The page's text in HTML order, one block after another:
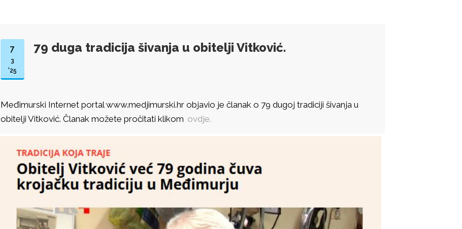
7
3
'25
79 duga tradicija šivanja u obitelji Vitković.
Međimurski Internet portal www.medjimurski.hr objavio je članak o 79 dugoj tradiciji šivanja u
obitelji Vitković. Članak možete pročitati klikom ovdje.